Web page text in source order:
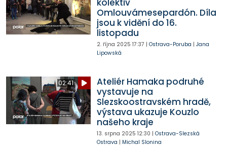
Omlouvámesepardón. Díla
jsou k vidění do 16.
listopadu
2. října 2025 17:37 | Ostrava-Poruba | Jana
Lipowská
02:41
Ateliér Hamaka podruhé
vystavuje na
Slezskoostravském hradě,
výstava ukazuje Kouzlo
našeho kraje
13. srpna 2025 12:30 | Ostrava-Slezská
Ostrava | Michal Slonina